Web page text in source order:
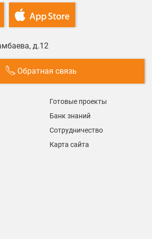
д.12
Обратная связь
Готовые проекты
Банк знаний
Сотрудничество
Карта сайта